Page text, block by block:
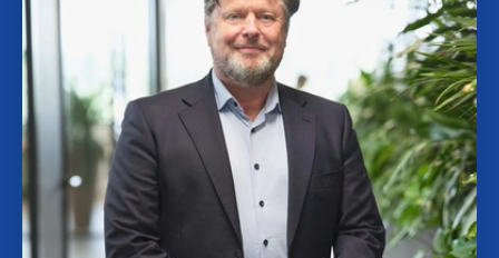
Insights
Over ons
Contact
NL